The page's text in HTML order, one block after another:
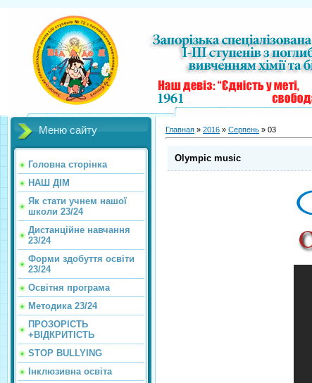
Меню сайту
Головна сторінка
НАШ ДІМ
Як стати учнем нашої
школи 23/24
Дистанційне навчання
23/24
Форми здобуття освіти
23/24
Освітня програма
Методика 23/24
ПРОЗОРІСТЬ
+ВІДКРИТІСТЬ
STOP BULLYING
Інклюзивна освіта
Главная » 2016 » Серпень » 03
Olympic music